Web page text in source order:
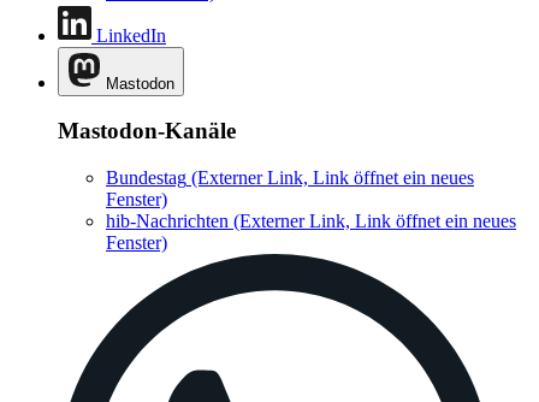
LinkedIn
Mastodon
Mastodon-Kanäle
Bundestag (Externer Link, Link öffnet ein neues
Fenster)
hib-Nachrichten (Externer Link, Link öffnet ein neues
Fenster)